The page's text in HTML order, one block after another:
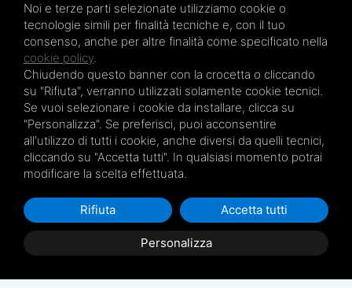
Mare Termale Bolognese eCircuito della Salute +
sono un marchio diTRE EFFE s.r.l.
Sede legale e amministrativa: Via Irnerio 12/2 - 40126 Bologna - Tel/fax 051.4210046
Cod.Fisc e P.IVA 04045610377 - R.E.A. BO n. 334452 - R.I. BO n. 56601 - Cap. Soc.
€ 20.000,00 i.v.
Terme San Petronio - Antalgik - Bodi
Terme Felsinee
Terme dell’Agriturismo - Villaggio della Salute Più
Terme Acquabios
Privacy Policy
Noi e terze parti selezionate utilizziamo cookie o
tecnologie simili per finalità tecniche e, con il tuo
consenso, anche per altre finalità come specificato nella
cookie policy.
Chiudendo questo banner con la crocetta o cliccando
su "Rifiuta", verranno utilizzati solamente cookie tecnici.
Se vuoi selezionare i cookie da installare, clicca su
"Personalizza". Se preferisci, puoi acconsentire
all'utilizzo di tutti i cookie, anche diversi da quelli tecnici,
cliccando su "Accetta tutti". In qualsiasi momento potrai
modificare la scelta effettuata.
Personalizza
Rifiuta Accetta tutti